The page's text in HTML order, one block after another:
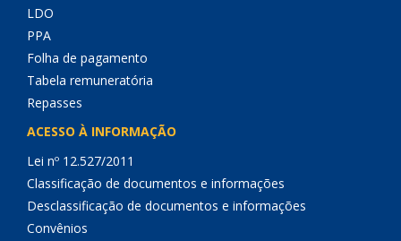
LDO
PPA
Folha de pagamento
Tabela remuneratória
Repasses
ACESSO À INFORMAÇÃO
Lei nº 12.527/2011
Classificação de documentos e informações
Desclassificação de documentos e informações
Convênios